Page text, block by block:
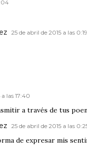
25 de abril de 2015 a las 0:19
las 17:40
a través de tus
25 de abril de 2015 a las
de expresar mis